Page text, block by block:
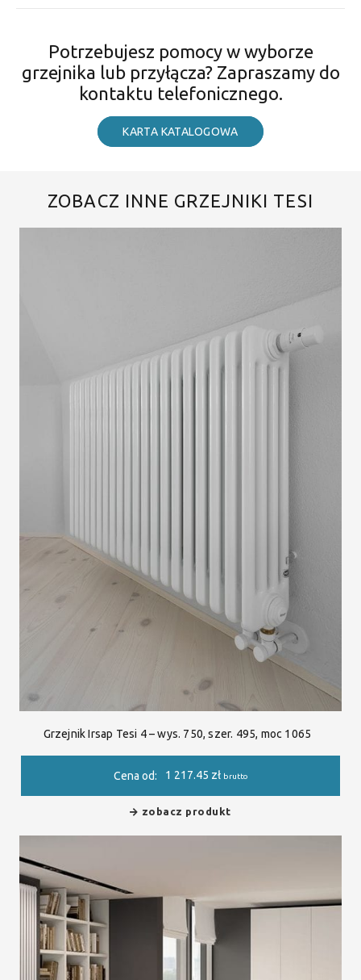
Potrzebujesz pomocy w wyborze
grzejnika lub przyłącza? Zapraszamy do
kontaktu telefonicznego.
KARTA KATALOGOWA
ZOBACZ INNE GRZEJNIKI TESI
Grzejnik Irsap Tesi 4 – wys. 750, szer. 495, moc 1065
Cena od: 1 217.45 zł brutto
zobacz produkt